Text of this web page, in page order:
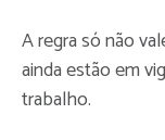
A regra só não
ainda estão em
trabalho.